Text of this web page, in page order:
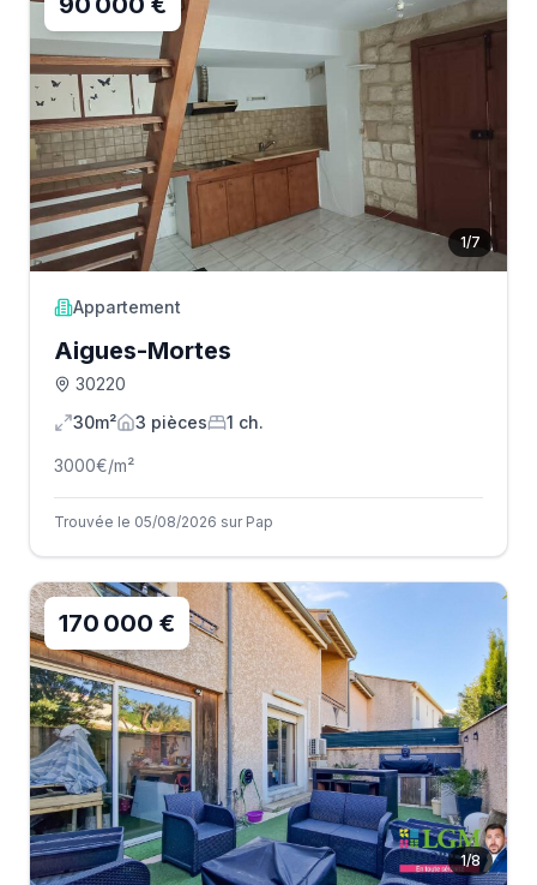
1/7
Appartement
Aigues-Mortes
30220
30m²
3 pièces 1 ch.
3000€/m²
Trouvée le 05/08/2026 sur Pap
1/8
170 000 €